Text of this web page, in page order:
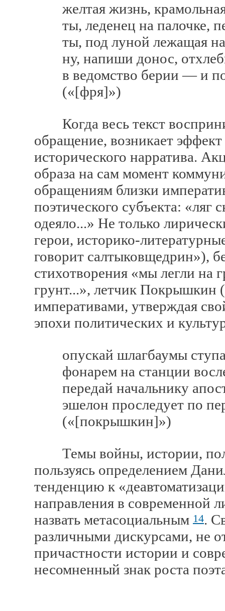
желтая жизнь, крамольная
ты, леденец на палочке,
ты, под луной лежащая
ну, напиши донос,
в ведомство берии — и
(«[фря]»)
Когда весь текст
обращение, возникает
исторического нарратива.
образа на сам момент
обращениям близки
поэтического субъекта: «ляг
одеяло...» Не только
герои, историко-
говорит салтыковщедрин»),
стихотворения «мы легли
грунт...», летчик
императивами, утверждая
эпохи политических и
опускай шлагбаумы
фонарем на станции
передай начальнику
эшелон проследует по
(«[покрышкин]»)
Темы войны, истории,
пользуясь определением
тенденцию к
направления в современной
назвать метасоциальным 14.
различными дискурсами, не
причастности истории и
несомненный знак роста